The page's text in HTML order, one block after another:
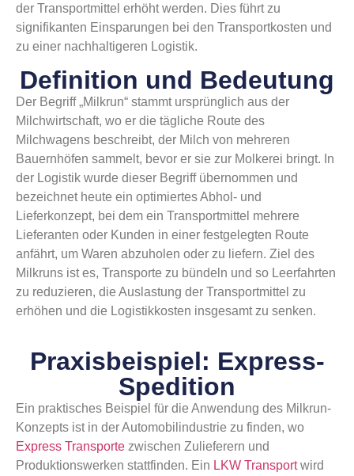
der Transportmittel erhöht werden. Dies führt zu
signifikanten Einsparungen bei den Transportkosten und
zu einer nachhaltigeren Logistik.
Definition und Bedeutung
Der Begriff „Milkrun“ stammt ursprünglich aus der
Milchwirtschaft, wo er die tägliche Route des
Milchwagens beschreibt, der Milch von mehreren
Bauernhöfen sammelt, bevor er sie zur Molkerei bringt. In
der Logistik wurde dieser Begriff übernommen und
bezeichnet heute ein optimiertes Abhol- und
Lieferkonzept, bei dem ein Transportmittel mehrere
Lieferanten oder Kunden in einer festgelegten Route
anfährt, um Waren abzuholen oder zu liefern. Ziel des
Milkruns ist es, Transporte zu bündeln und so Leerfahrten
zu reduzieren, die Auslastung der Transportmittel zu
erhöhen und die Logistikkosten insgesamt zu senken.
Praxisbeispiel: Express-
Spedition
Ein praktisches Beispiel für die Anwendung des Milkrun-
Konzepts ist in der Automobilindustrie zu finden, wo
Express Transporte zwischen Zulieferern und
Produktionswerken stattfinden. Ein LKW Transportwird